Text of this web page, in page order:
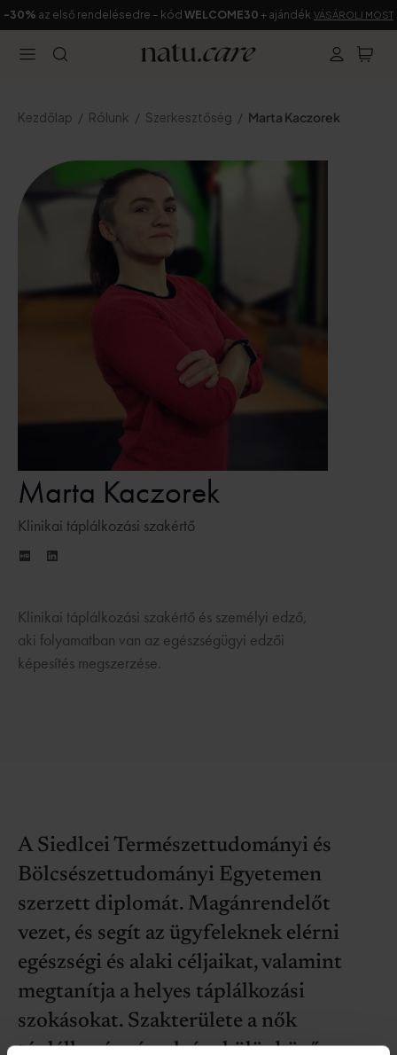
-30% az első rendelésedre – kód WELCOME30 + ajándék VÁSÁROLJ MOST
Kezdőlap Rólunk Szerkesztőség Marta Kaczorek
Marta Kaczorek
Klinikai táplálkozási szakértő
Klinikai táplálkozási szakértő és személyi edző,
aki folyamatban van az egészségügyi edzői
képesítés megszerzése.
A Siedlcei Természettudományi és
Bölcsészettudományi Egyetemen
szerzett diplomát. Magánrendelőt
vezet, és segít az ügyfeleknek elérni
egészségi és alaki céljaikat, valamint
megtanítja a helyes táplálkozási
szokásokat. Szakterülete a nők
táplálkozása és edzése különböző